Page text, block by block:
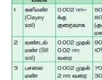
2. மண் காரணிகள்
ஒரு குறிப்பிட்ட